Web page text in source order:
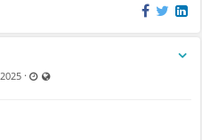
sur le marché
en valeur, ajustements)
retours
· Dernière mise à jour: 8 avr. 2026 -